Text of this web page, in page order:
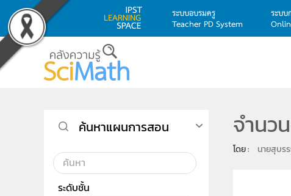
Skip to main content
ระบบอบรมครู
Teacher PD System
ระบบ
จำนว
โดย : นายสุบร
ค้นหาแผนการสอน
ระดับชั้น